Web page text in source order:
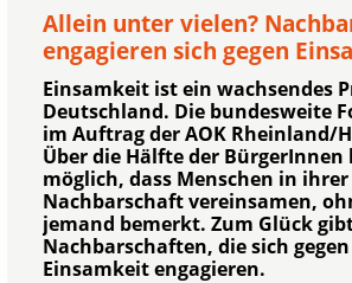
Allein unter vielen?
engagieren sich gegen
Einsamkeit ist ein wachsendes
Deutschland. Die bundesweite
im Auftrag der AOK Rheinland/
Über die Hälfte der
möglich, dass Menschen in ihrer
Nachbarschaft vereinsamen,
jemand bemerkt. Zum Glück
Nachbarschaften, die sich
Einsamkeit engagieren.